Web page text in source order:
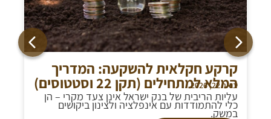
קרקע חקלאית להשקעה: המדריך
המלא למתחילים (תקן 22 וסטטוסים)
ינואר 22, 2026
עליות הריבית של בנק ישראל אינן צעד מקרי – הן
כלי להתמודדות עם אינפלציה ולצינון ביקושים
במשק.